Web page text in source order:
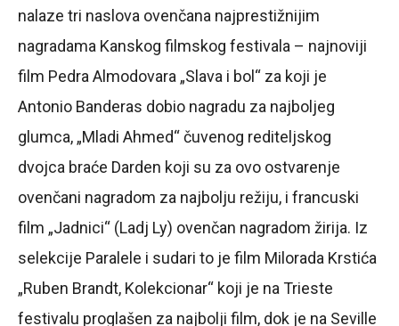
nalaze tri naslova ovenčana najprestižnijim
nagradama Kanskog filmskog festivala – najnoviji
film Pedra Almodovara „Slava i bol“ za koji je
Antonio Banderas dobio nagradu za najboljeg
glumca, „Mladi Ahmed“ čuvenog rediteljskog
dvojca braće Darden koji su za ovo ostvarenje
ovenčani nagradom za najbolju režiju, i francuski
film „Jadnici“ (Ladj Ly) ovenčan nagradom žirija. Iz
selekcije Paralele i sudari to je film Milorada Krstića
„Ruben Brandt, Kolekcionar“ koji je na Trieste
festivalu proglašen za najbolji film, dok je na Seville